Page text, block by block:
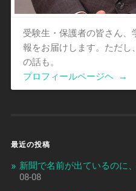
受験生・保護者の皆さん
報をお届けします。ただ
の話も。
プロフィールページヘ
→
最近の投稿
新聞で名前が出ているのに
08-08